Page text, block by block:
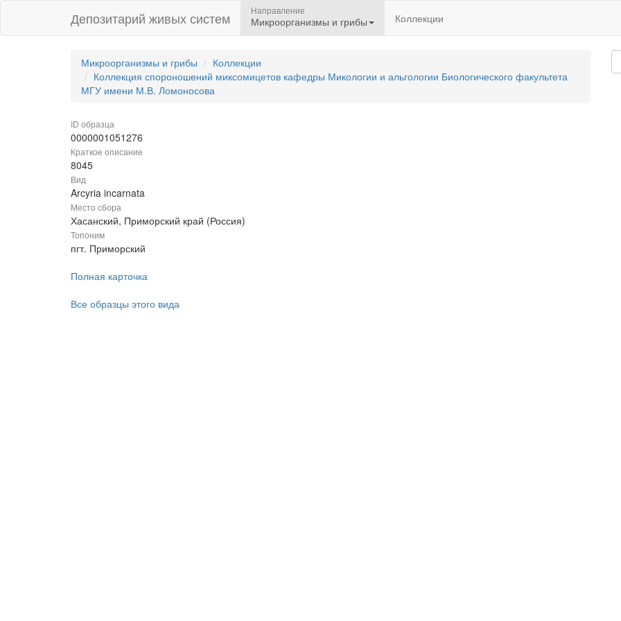
Депозитарий живых систем Направление
Микроорганизмы и грибы Коллекции
Микроорганизмы и грибы
Коллекции
Коллекция спороношений миксомицетов кафедры Микологии и альгологии Биологического факультета
МГУ имени М.В. Ломоносова
ID образца
0000001051276
Краткое описание
8045
Вид
Arcyria incarnata
Место сбора
Хасанский, Приморский край (Россия)
Топоним
пгт. Приморский
Полная карточка
Все образцы этого вида